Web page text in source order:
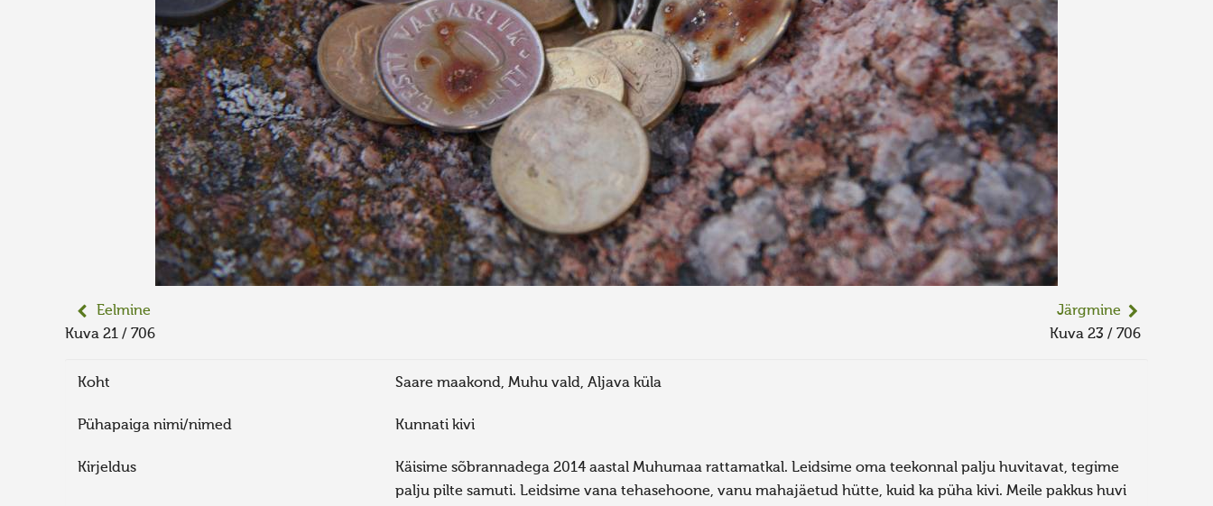
Eelmine
Kuva 21 / 706
Järgmine
Kuva 23 / 706
Koht Saare maakond, Muhu vald, Aljava küla
Pühapaiga nimi/nimed Kunnati kivi
Kirjeldus
Käisime sõbrannadega 2014 aastal Muhumaa rattamatkal. Leidsime oma teekonnal palju huvitavat, tegime
palju pilte samuti. Leidsime vana tehasehoone, vanu mahajäetud hütte, kuid ka püha kivi. Meile pakkus huvi